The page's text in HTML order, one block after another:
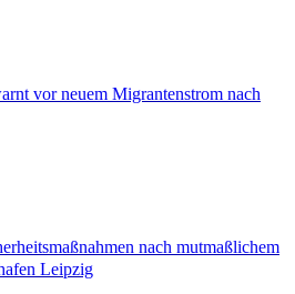
vor neuem Migrantenstrom nach
nach mutmaßlichem
Leipzig